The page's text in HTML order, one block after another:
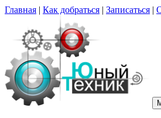
Перейти
содержимому
Главная | Как добраться | Записаться |